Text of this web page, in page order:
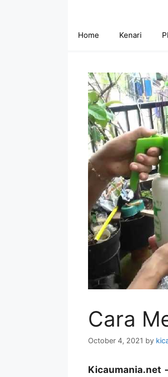
Home Kenari
Cara
October 4, 2021 by
Kicaumania.net